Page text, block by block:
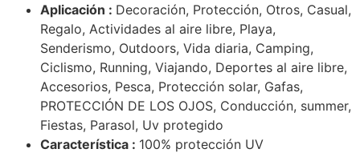
Aplicación : Decoración, Protección, Otros, Casual,
Regalo, Actividades al aire libre, Playa,
Senderismo, Outdoors, Vida diaria, Camping,
Ciclismo, Running, Viajando, Deportes al aire libre,
Accesorios, Pesca, Protección solar, Gafas,
PROTECCIÓN DE LOS OJOS, Conducción, summer,
Fiestas, Parasol, Uv protegido
Característica : 100% protección UV